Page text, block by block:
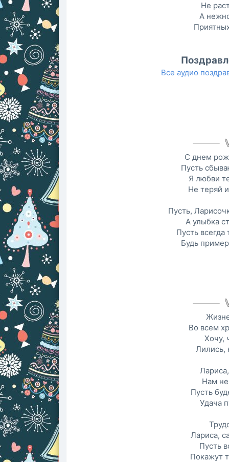
Не
А
Все аудио
С днем
Пусть
Я любви
Не теряй
Пусть,
А улыбка
Пусть
Будь
Во всем
Хочу,
Лились,
Нам
Пусть
Удача
Лариса,
Пусть
Покажут